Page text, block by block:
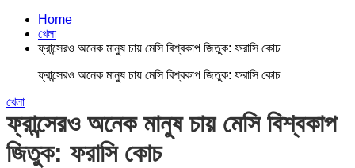
Home
খেলা
ফ্রান্সেরও অনেক মানুষ চায় মেসি বিশ্বকাপ জিতুক: ফরাসি কোচ
ফ্রান্সেরও অনেক মানুষ চায় মেসি বিশ্বকাপ জিতুক: ফরাসি কোচ
খেলা
ফ্রান্সেরও অনেক মানুষ চায় মেসি বিশ্বকাপ
জিতুক: ফরাসি কোচ